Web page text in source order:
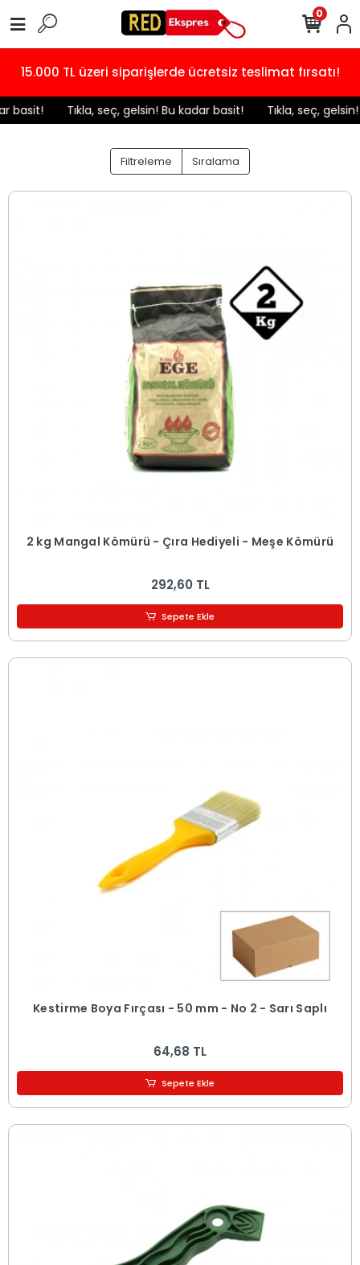
15.000 TL üzeri siparişlerde ücretsiz teslimat fırsatı!
️ Tıkla, seç, gelsin! Bu kadar basit! Tıkla, seç, gelsin! Bu
0
Filtreleme Sıralama
2 kg Mangal Kömürü - Çıra Hediyeli - Meşe Kömürü
292,60 TL
Sepete Ekle
Kestirme Boya Fırçası - 50 mm - No 2 - Sarı Saplı
64,68 TL
Sepete Ekle